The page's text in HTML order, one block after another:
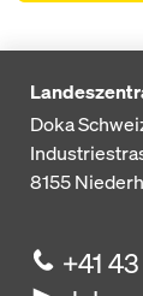
Doka
8155
+41